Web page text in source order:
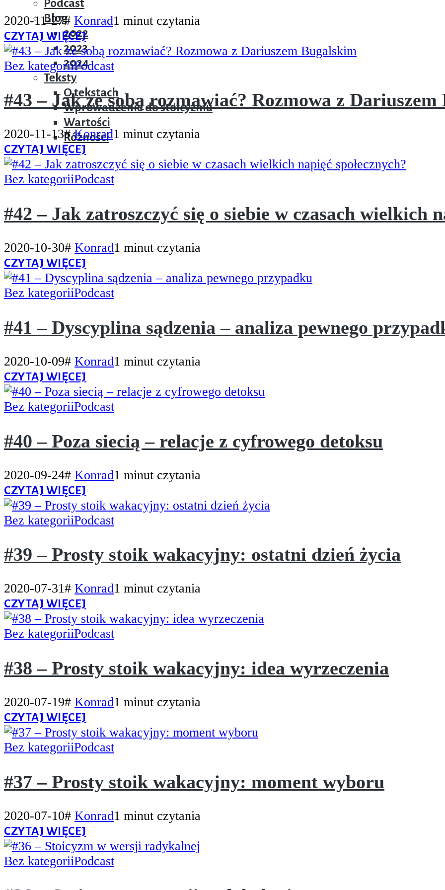
Podcast
Blog
2022
2023
2024
Teksty
O tekstach
Wprowadzenie do stoicyzmu
Wartości
Różności
2020-11-27# Konrad1 minut czytania
CZYTAJ WIĘCEJ
Bez kategoriiPodcast
#43 – Jak ze sobą rozmawiać? Rozmowa z
2020-11-13#Konrad1 minut czytania
CZYTAJ WIĘCEJ
Bez kategoriiPodcast
#42 – Jak zatroszczyć się o siebie w czasach wielkich
2020-10-30# Konrad1 minut czytania
CZYTAJ WIĘCEJ
Bez kategoriiPodcast
#41 – Dyscyplina sądzenia – analiza pewnego
2020-10-09# Konrad1 minut czytania
CZYTAJ WIĘCEJ
Bez kategoriiPodcast
#40 – Poza siecią – relacje z cyfrowego detoksu
2020-09-24# Konrad1 minut czytania
CZYTAJ WIĘCEJ
Bez kategoriiPodcast
#39 – Prosty stoik wakacyjny: ostatni dzień życia
2020-07-31# Konrad1 minut czytania
CZYTAJ WIĘCEJ
Bez kategoriiPodcast
#38 – Prosty stoik wakacyjny: idea wyrzeczenia
2020-07-19# Konrad1 minut czytania
CZYTAJ WIĘCEJ
Bez kategoriiPodcast
#37 – Prosty stoik wakacyjny: moment wyboru
2020-07-10# Konrad1 minut czytania
CZYTAJ WIĘCEJ
Bez kategoriiPodcast